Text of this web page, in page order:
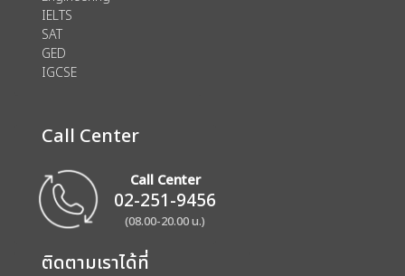
IELTS
SAT
GED
IGCSE
Call Center
Call Center
02-251-9456
(08.00-20.00 น.)
ติดตามเราได้ที่